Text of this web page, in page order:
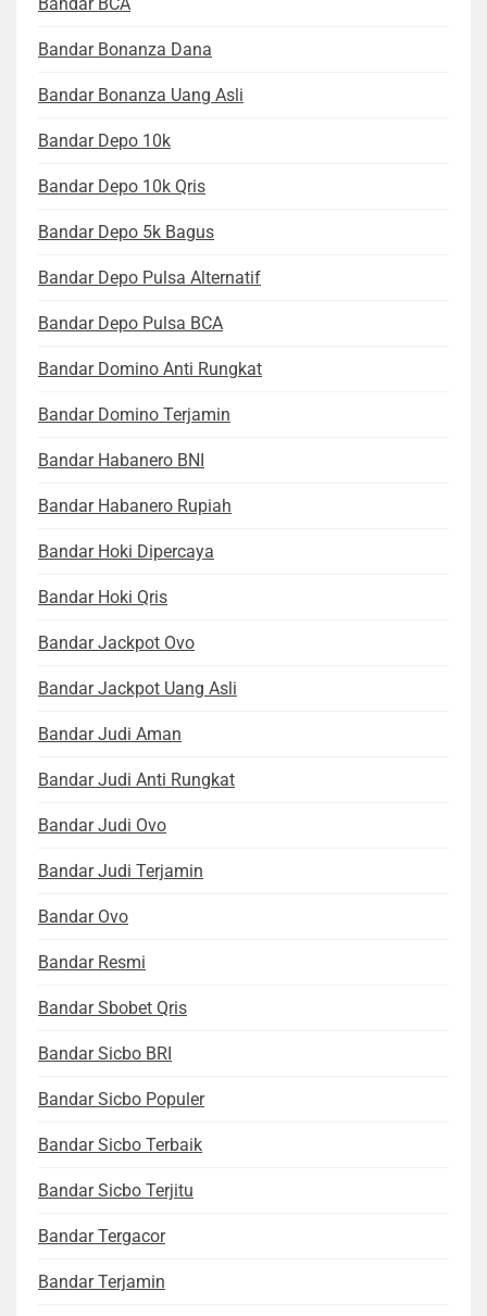
Bandar Bonanza Dana
Bandar Bonanza Uang Asli
Bandar Depo 10k
Bandar Depo 10k Qris
Bandar Depo 5k Bagus
Bandar Depo Pulsa Alternatif
Bandar Depo Pulsa BCA
Bandar Domino Anti Rungkat
Bandar Domino Terjamin
Bandar Habanero BNI
Bandar Habanero Rupiah
Bandar Hoki Dipercaya
Bandar Hoki Qris
Bandar Jackpot Ovo
Bandar Jackpot Uang Asli
Bandar Judi Aman
Bandar Judi Anti Rungkat
Bandar Judi Ovo
Bandar Judi Terjamin
Bandar Ovo
Bandar Resmi
Bandar Sbobet Qris
Bandar Sicbo BRI
Bandar Sicbo Populer
Bandar Sicbo Terbaik
Bandar Sicbo Terjitu
Bandar Tergacor
Bandar Terjamin